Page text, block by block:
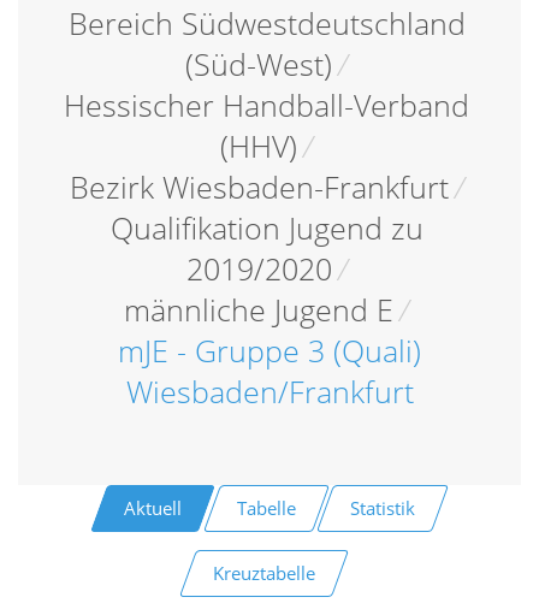
Bereich Südwestdeutschland
(Süd-West)/
Hessischer Handball-Verband
(HHV)/
Bezirk Wiesbaden-Frankfurt/
Qualifikation Jugend zu
2019/2020/
männliche Jugend E/
mJE - Gruppe 3 (Quali)
Wiesbaden/Frankfurt
Aktuell Tabelle Statistik
Kreuztabelle